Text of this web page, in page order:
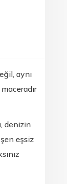
aynı
denizin
eşsiz